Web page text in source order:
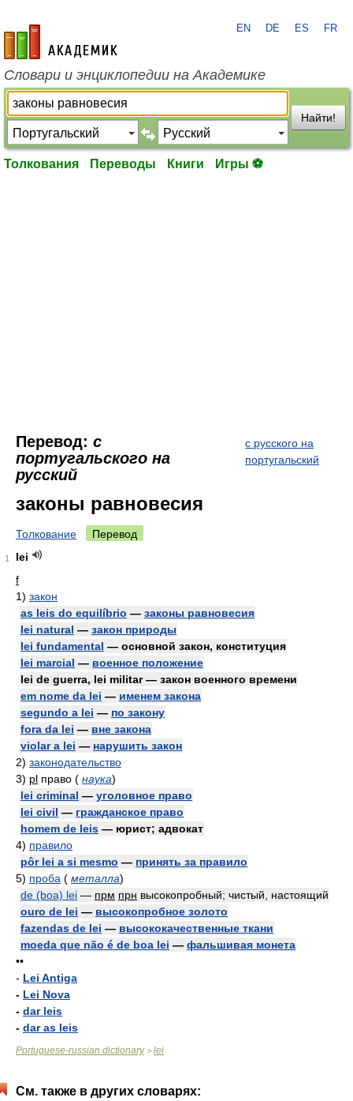
academic.ru
EN DE ES FR
Словари и энциклопедии на Академике
Найти!
Толкования Переводы Книги Игры ⚽
Перевод: с
португальского на
русский
с русского на
португальский
законы равновесия
Толкование Перевод
1
lei
f
1) закон
as leis do equilíbrio — законы равновесия
lei natural — закон природы
lei fundamental — основной закон, конституция
lei marcial — военное положение
lei de guerra, lei militar — закон военного времени
em nome da lei — именем закона
segundo a lei — по закону
fora da lei — вне закона
violar a lei — нарушить закон
2) законодательство
3) pl право ( наука)
lei criminal — уголовное право
lei civil — гражданское право
homem de leis — юрист; адвокат
4) правило
pôr lei a si mesmo — принять за правило
5) проба ( металла)
de (boa) lei — прм прн высокопробный; чистый, настоящий
ouro de lei — высокопробное золото
fazendas de lei — высококачественные ткани
moeda que não é de boa lei — фальшивая монета
••
- Lei Antiga
- Lei Nova
- dar leis
- dar as leis
Portuguese-russian dictionary> lei
См. также в других словарях: